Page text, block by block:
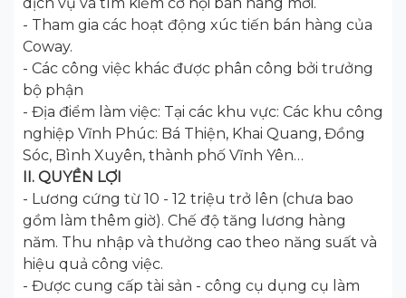
- Tham gia các hoạt động xúc tiến bán hàng của
Coway.
- Các công việc khác được phân công bởi trưởng
bộ phận
- Địa điểm làm việc: Tại các khu vực: Các khu công
nghiệp Vĩnh Phúc: Bá Thiện, Khai Quang, Đồng
Sóc, Bình Xuyên, thành phố Vĩnh Yên…
II. QUYỀN LỢI
- Lương cứng từ 10 - 12 triệu trở lên (chưa bao
gồm làm thêm giờ). Chế độ tăng lương hàng
năm. Thu nhập và thưởng cao theo năng suất và
hiệu quả công việc.
- Được cung cấp tài sản - công cụ dụng cụ làm